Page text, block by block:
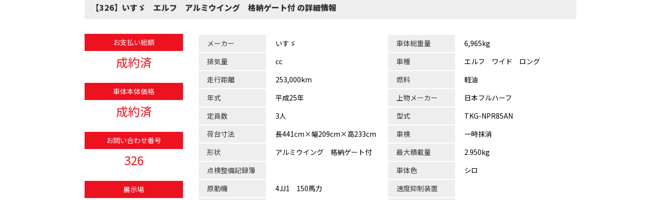
【326】いすゞ エルフ アルミウイング 格納ゲート付 の詳細情報
お支払い総額
成約済
車体本体価格
成約済
お問い合わせ番号
326
展示場
メーカー いすゞ 車体総重量
6,965kg
排気量
cc 車種
エルフ ワイド ロング
走行距離
253,000km 燃料
軽油
年式
平成25年 上物メーカー
日本フルハーフ
定員数
3人 型式
TKG-NPR85AN
荷台寸法
長441cm×幅209cm×高233cm 車検
一時抹消
形状
アルミウイング 格納ゲート付 最大積載量
2.950kg
点検整備記録簿
車体色
シロ
原動機
4JJ1 150馬力
速度抑制装置